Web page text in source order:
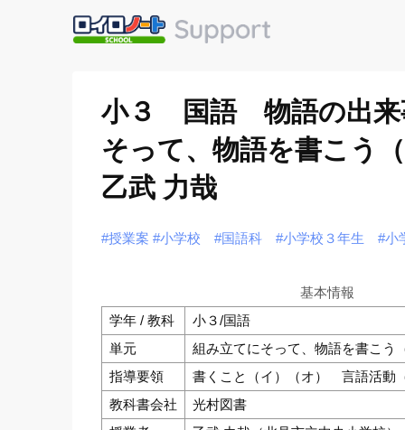
小３ 国語 物語の出来
そって、物語を書こう
乙武 力哉
#授業案 #小学校 #国語科 #小学校３年生 #小
基本情報
学年 / 教科
小３/国語
単元
組み立てにそって、物語を書こう
指導要領
書くこと（イ）（オ） 言語活動
教科書会社
光村図書